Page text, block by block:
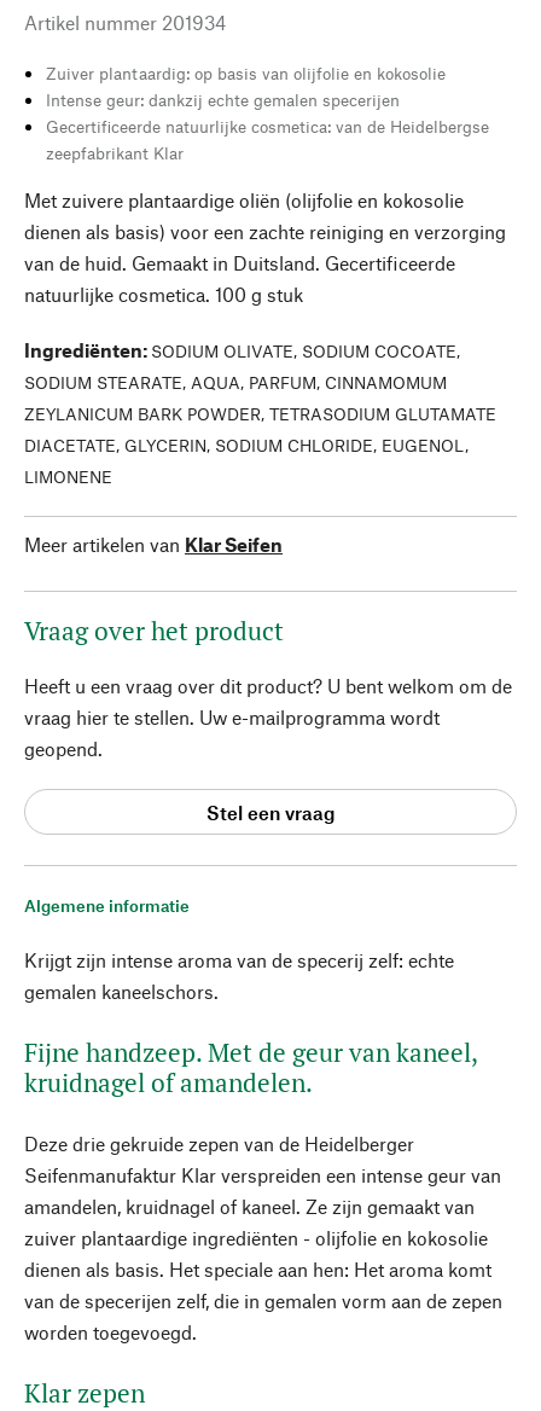
Algemene informatie
Krijgt zijn intense aroma van de specerij zelf: echte
gemalen kaneelschors.
Fijne handzeep. Met de geur van kaneel,
kruidnagel of amandelen.
Deze drie gekruide zepen van de Heidelberger
Seifenmanufaktur Klar verspreiden een intense geur van
amandelen, kruidnagel of kaneel. Ze zijn gemaakt van
zuiver plantaardige ingrediënten - olijfolie en kokosolie
dienen als basis. Het speciale aan hen: Het aroma komt
van de specerijen zelf, die in gemalen vorm aan de zepen
worden toegevoegd.
Klar zepen
Artikel nummer 201934
Zuiver plantaardig: op basis van olijfolie en kokosolie
Intense geur: dankzij echte gemalen specerijen
Gecertificeerde natuurlijke cosmetica: van de Heidelbergse
zeepfabrikant Klar
Met zuivere plantaardige oliën (olijfolie en kokosolie
dienen als basis) voor een zachte reiniging en verzorging
van de huid. Gemaakt in Duitsland. Gecertificeerde
natuurlijke cosmetica. 100 g stuk
Ingrediënten: SODIUM OLIVATE, SODIUM COCOATE,
SODIUM STEARATE, AQUA, PARFUM, CINNAMOMUM
ZEYLANICUM BARK POWDER, TETRASODIUM GLUTAMATE
DIACETATE, GLYCERIN, SODIUM CHLORIDE, EUGENOL,
LIMONENE
Meer artikelen van Klar Seifen
Vraag over het product
Heeft u een vraag over dit product? U bent welkom om de
vraag hier te stellen. Uw e-mailprogramma wordt
geopend.
Stel een vraag